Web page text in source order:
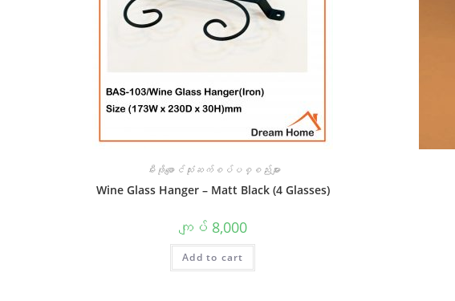
မီးဖိုချောင်သုံးဆက်စပ်ပစ္စည်းများ
Wine Glass Hanger – Matt Black (4 Glasses)
ကျပ် 8,000
Add to cart